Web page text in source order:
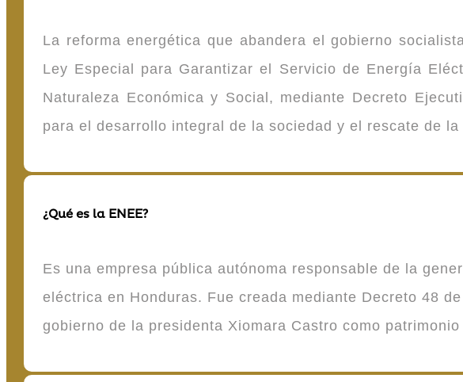
La reforma energética que abandera el gobierno
Ley Especial para Garantizar el Servicio de Energía
Naturaleza Económica y Social, mediante Decreto
para el desarrollo integral de la sociedad y el rescate de la
¿Qué es la ENEE?
Es una empresa pública autónoma responsable de la
eléctrica en Honduras. Fue creada mediante Decreto 48
gobierno de la presidenta Xiomara Castro como